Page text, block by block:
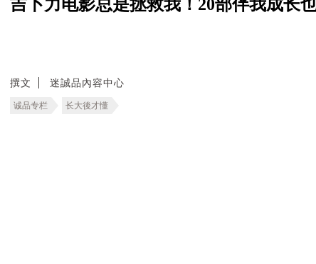
吉卜力电影总是拯救我！20部伴我成长
撰文 迷誠品內容中心
诚品专栏 长大後才懂